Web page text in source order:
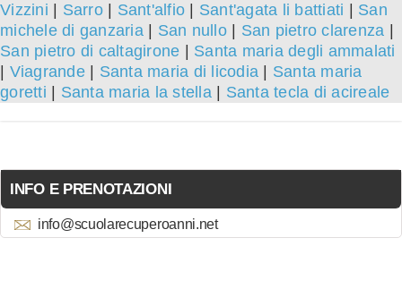
Vizzini
Sarro| Sant'alfio Sant'agata li battiati
San
michele di ganzaria| San nullo| San pietro clarenza
San pietro di caltagirone
Santa maria degli ammalati
Viagrande| Santa maria di licodia
Santa maria
goretti
Santa maria la stella| Santa tecla di acireale
INFO E PRENOTAZIONI
info@scuolarecuperoanni.net